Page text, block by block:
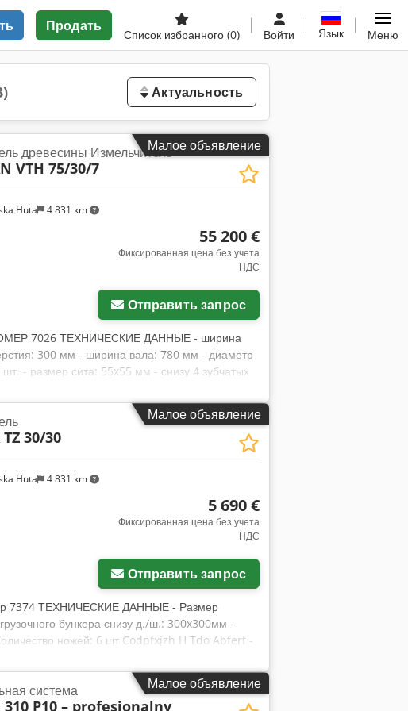
Продать
Список избранного (0) Войти Язык Меню
Актуальность
Малое объявление
Huta 4 831 km
древесины Измельчитель
VTH 75/30/7
55 200 €
Фиксированная цена без учета
НДС
Отправить запрос
7026 ТЕХНИЧЕСКИЕ ДАННЫЕ - ширина
300 мм - ширина вала: 780 мм - диаметр
- размер сита: 55x55 мм - снизу 4 зубчатых
зубчатых подающих вала - двигатель верхнего
подающей ленты: 4300 мм - ширина подающей
2,2 кВт - главный двигатель: 90 кВт -
мм - общие габариты питателя
Германия - автореверс (с
б/у, состояние очень хорошее Нетто-цена: 231
4,2 PLN/EUR (при значительных
Малое объявление
Huta 4 831 km
TZ 30/30
5 690 €
Фиксированная цена без учета
НДС
Отправить запрос
7374 ТЕХНИЧЕСКИЕ ДАННЫЕ - Размер
бункера снизу д./ш.: 300x300мм -
ножей: 6 шт Codpfxjzh H Tdo Abferf -
в: 1400x800x2000мм - Вес: 840кг
состояние – Использованная щеподробилка
EUR (Цены могут меняться при сильных
Малое объявление
система
310 P10 – profesjonalny